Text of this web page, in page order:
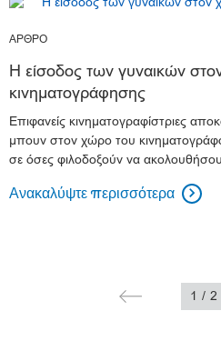
ΑΡΘΡΟ
Η είσοδος των γυναικών
κινηματογράφησης
Επιφανείς κινηματογραφίστριες
μπουν στον χώρο του
σε όσες φιλοδοξούν να
Ανακαλύψτε περισσότερα

1 / 2